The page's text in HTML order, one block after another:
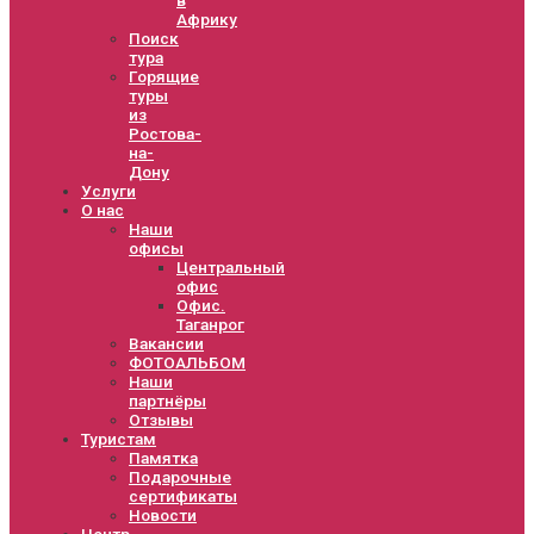
Африку
Поиск
тура
Горящие
туры
из
Ростова-
на-
Дону
Услуги
О нас
Наши
офисы
Центральный
офис
Офис.
Таганрог
Вакансии
ФОТОАЛЬБОМ
Наши
партнёры
Отзывы
Туристам
Памятка
Подарочные
сертификаты
Новости